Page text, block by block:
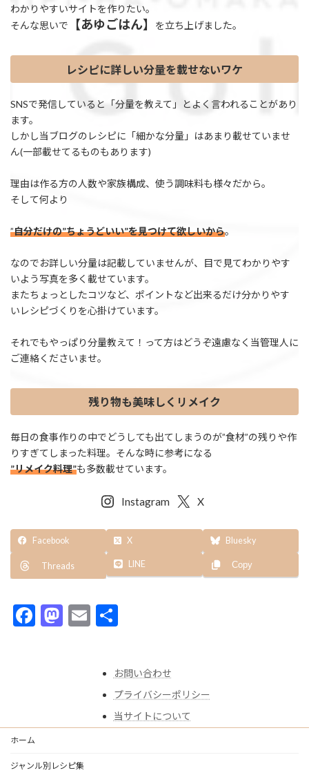
わかりやすいサイトを作りたい。
そんな思いで
【あゆごはん】 を立ち上げました。
レシピに詳しい分量を載せないワケ
SNSで発信していると「分量を教えて」とよく言われることがあり
ます。
しかし当ブログのレシピに「細かな分量」はあまり載せていませ
ん(一部載せてるものもあります)
理由は作る方の人数や家族構成、使う調味料も様々だから。
そして何より
”自分だけの”ちょうどいい”を見つけて欲しいから。
なのでお詳しい分量は記載していませんが、目で見てわかりやす
いよう写真を多く載せています。
またちょっとしたコツなど、ポイントなど出来るだけ分かりやす
いレシピづくりを心掛けています。
それでもやっぱり分量教えて！って方はどうぞ遠慮なく当管理人に
ご連絡くださいませ。
残り物も美味しくリメイク
毎日の食事作りの中でどうしても出てしまうのが”食材”の残りや作
りすぎてしまった料理。そんな時に参考になる
”リメイク料理”も多数載せています。
Instagram X
Facebook X Bluesky
Threads LINE Copy
F
o
M
n
E
お問い合わせ
プライバシーポリシー
当サイトについて
ホーム
ジャンル別レシピ集